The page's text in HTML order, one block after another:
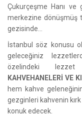
Çukurçeşme Hanı
merkezine dönüşmüş
gezisinde…
İstanbul söz konusu
geleceğiniz
özelindeki
KAHVEHANELERİ VE
hem kahve
gezginleri kahvenin kırk
konuk edecek.